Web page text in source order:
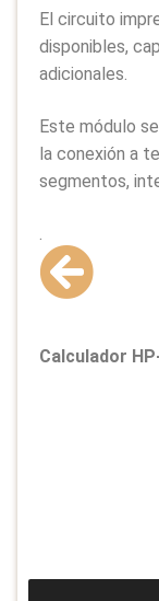
El circuito
disponibles,
adicionales.
Este módulo
la conexión a
segmentos,
Calculador